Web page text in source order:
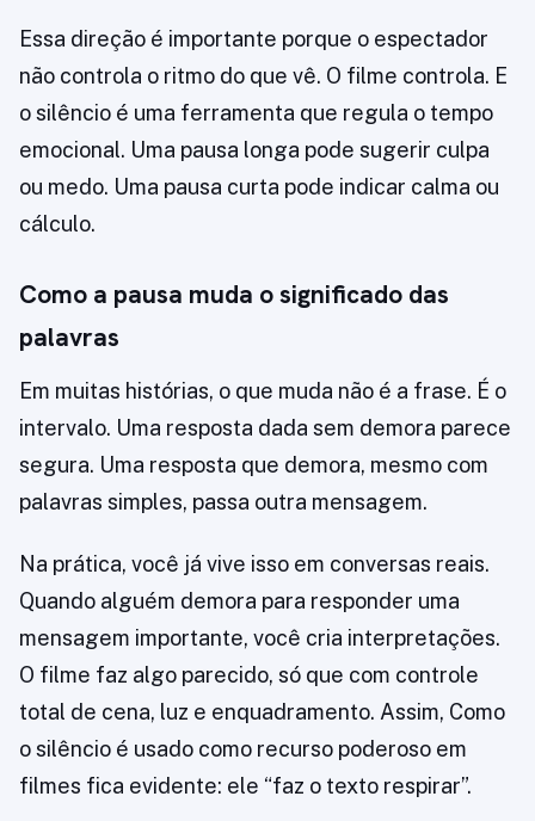
Essa direção é importante porque o espectador
não controla o ritmo do que vê. O filme controla. E
o silêncio é uma ferramenta que regula o tempo
emocional. Uma pausa longa pode sugerir culpa
ou medo. Uma pausa curta pode indicar calma ou
cálculo.
Como a pausa muda o significado das
palavras
Em muitas histórias, o que muda não é a frase. É o
intervalo. Uma resposta dada sem demora parece
segura. Uma resposta que demora, mesmo com
palavras simples, passa outra mensagem.
Na prática, você já vive isso em conversas reais.
Quando alguém demora para responder uma
mensagem importante, você cria interpretações.
O filme faz algo parecido, só que com controle
total de cena, luz e enquadramento. Assim, Como
o silêncio é usado como recurso poderoso em
filmes fica evidente: ele “faz o texto respirar”.